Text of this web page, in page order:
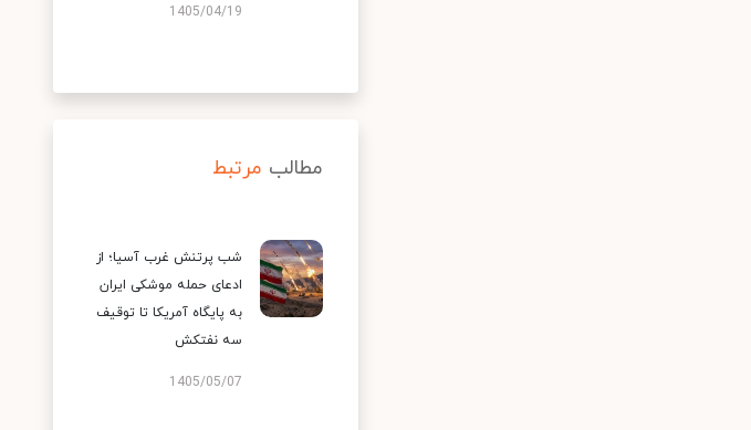
1405/04/19
مطالب مرتبط
شب پرتنش غرب آسیا؛ از
ادعای حمله موشکی ایران
به پایگاه آمریکا تا توقیف
سه نفتکش
1405/05/07